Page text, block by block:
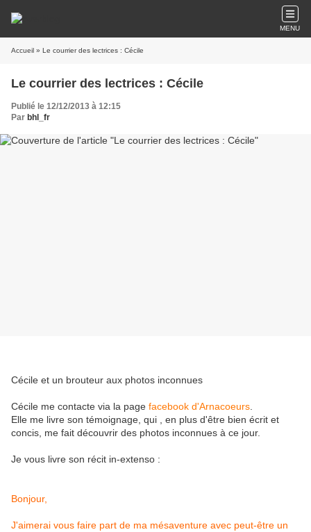
MENU
Accueil » Le courrier des lectrices : Cécile
Le courrier des lectrices : Cécile
Publié le 12/12/2013 à 12:15
Par bhl_fr
Cécile et un brouteur aux photos inconnues
Cécile me contacte via la page facebook d'Arnacoeurs
Elle me livre son témoignage, qui , en plus d'être bien écrit et
concis, me fait découvrir des photos inconnues à ce jour.
Je vous livre son récit in-extenso :
Bonjour,
J'aimerai vous faire part de ma mésaventure avec peut-être un